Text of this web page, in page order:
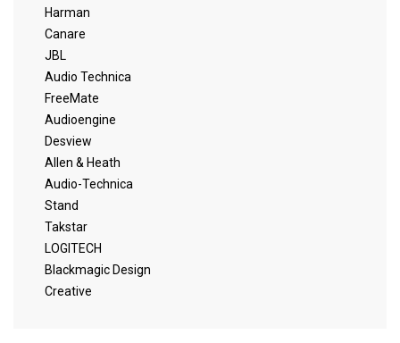
Harman
Canare
JBL
Audio Technica
FreeMate
Audioengine
Desview
Allen & Heath
Audio-Technica
Stand
Takstar
LOGITECH
Blackmagic Design
Creative